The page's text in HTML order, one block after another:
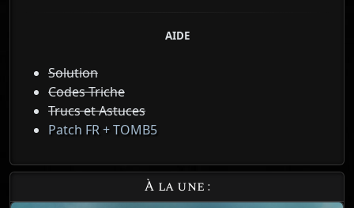
AIDE
Solution
Codes Triche
Trucs et Astuces
Patch FR + TOMB5
À la une :